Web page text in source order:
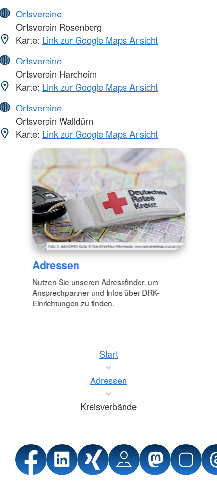
Ortsvereine
Ortsverein Rosenberg
Karte: Link zur Google Maps Ansicht
Ortsvereine
Ortsverein Hardheim
Karte: Link zur Google Maps Ansicht
Ortsvereine
Ortsverein Walldürn
Karte: Link zur Google Maps Ansicht
Adressen
Nutzen Sie unseren Adressfinder, um
Ansprechpartner und Infos über DRK-
Einrichtungen zu finden.
Start
Adressen
Kreisverbände